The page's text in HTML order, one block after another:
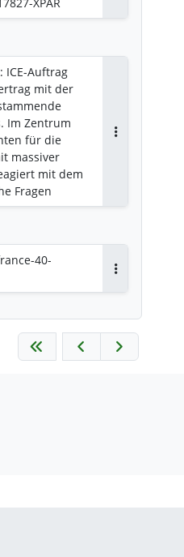
ICE-Auftrag
mit der
Im Zentrum
für die
massiver
mit dem
Fragen
unter-
40-